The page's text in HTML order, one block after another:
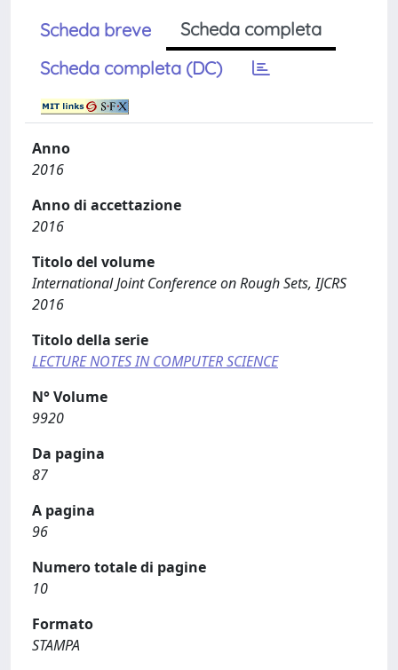
Scheda breve
Scheda completa
Scheda completa (DC)
Anno
2016
Anno di accettazione
2016
Titolo del volume
International Joint Conference on Rough Sets, IJCRS
2016
Titolo della serie
LECTURE NOTES IN COMPUTER SCIENCE
N° Volume
9920
Da pagina
87
A pagina
96
Numero totale di pagine
10
Formato
STAMPA